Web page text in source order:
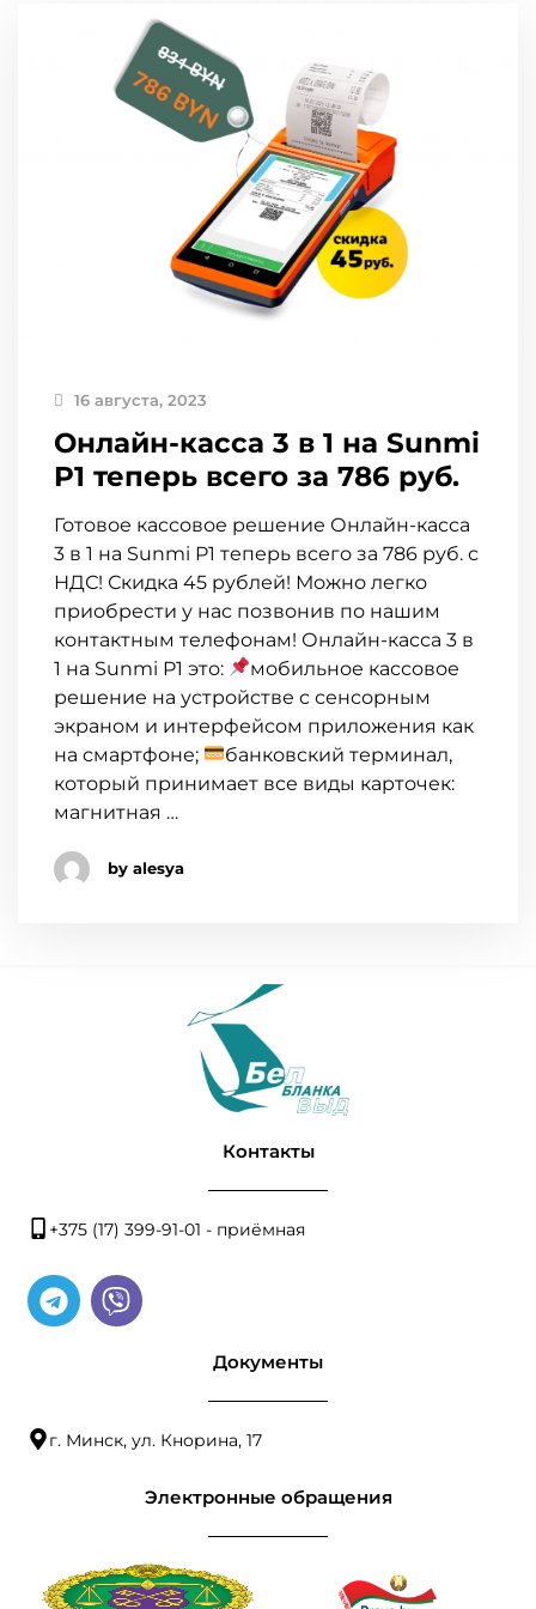
16 августа, 2023
Онлайн-касса 3 в 1 на Sunmi
P1 теперь всего за 786 руб.
Готовое кассовое решение Онлайн-касса
3 в 1 на Sunmi P1 теперь всего за 786 руб. с
НДС! Скидка 45 рублей! Можно легко
приобрести у нас позвонив по нашим
контактным телефонам! Онлайн-касса 3 в
1 на Sunmi P1 это:
мобильное кассовое
решение на устройстве с сенсорным
экраном и интерфейсом приложения как
на смартфоне;
банковский терминал,
который принимает все виды карточек:
магнитная …
by alesya
Контакты
+375 (17) 399-91-01 - приёмная
Документы
г. Минск, ул. Кнорина, 17
Электронные обращения